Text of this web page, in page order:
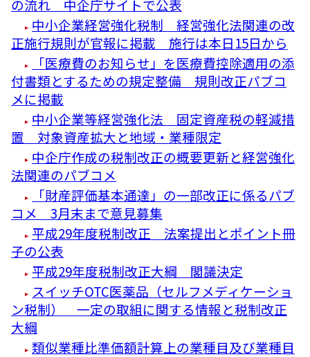
の流れ 中企庁サイトで公表
中小企業経営強化税制 経営強化法関連の改
正施行規則が官報に掲載 施行は本日15日から
「医療費のお知らせ」を医療費控除適用の添
付書類とするための規定整備 規則改正パブコ
メに掲載
中小企業等経営強化法 固定資産税の軽減措
置 対象資産拡大と地域・業種限定
中企庁作成の税制改正の概要更新と経営強化
法関連のパブコメ
「財産評価基本通達」の一部改正に係るパブ
コメ 3月末まで意見募集
平成29年度税制改正 法案提出とポイント冊
子の公表
平成29年度税制改正大綱 閣議決定
スイッチOTC医薬品（セルフメディケーショ
ン税制） 一定の取組に関する情報と税制改正
大綱
類似業種比準価額計算上の業種目及び業種目